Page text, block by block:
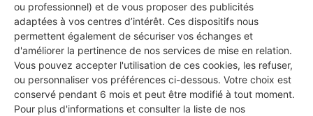
ou professionnel) et de vous proposer des publicités
adaptées à vos centres d’intérêt. Ces dispositifs nous
permettent également de sécuriser vos échanges et
d'améliorer la pertinence de nos services de mise en relation.
Vous pouvez accepter l'utilisation de ces cookies, les refuser,
ou personnaliser vos préférences ci-dessous. Votre choix est
conservé pendant 6 mois et peut être modifié à tout moment.
Pour plus d'informations et consulter la liste de nos